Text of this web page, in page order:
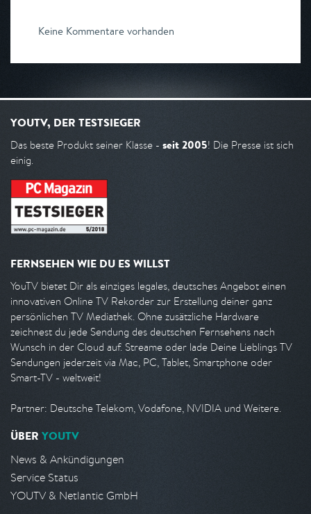
Keine Kommentare vorhanden
YOUTV, DER TESTSIEGER
Das beste Produkt seiner Klasse - seit 2005! Die Presse ist sich
einig.
FERNSEHEN WIE DU ES WILLST
YouTV bietet Dir als einziges legales, deutsches Angebot einen
innovativen Online TV Rekorder zur Erstellung deiner ganz
persönlichen TV Mediathek. Ohne zusätzliche Hardware
zeichnest du jede Sendung des deutschen Fernsehens nach
Wunsch in der Cloud auf. Streame oder lade Deine Lieblings TV
Sendungen jederzeit via Mac, PC, Tablet, Smartphone oder
Smart-TV - weltweit!
Partner: Deutsche Telekom, Vodafone, NVIDIA und Weitere.
ÜBER YOUTV
News & Ankündigungen
Service Status
YOUTV & Netlantic GmbH